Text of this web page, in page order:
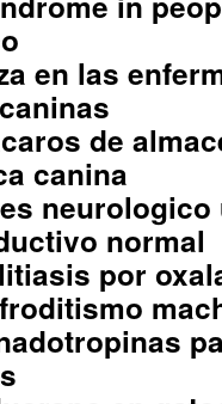
en las
de
canina
normal
por